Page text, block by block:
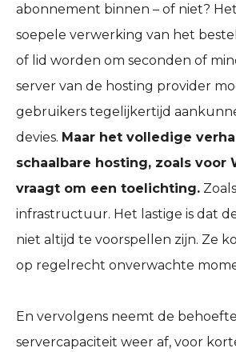
abonnement binnen – of niet?
soepele verwerking van het
of lid worden om seconden of
server van de hosting provider
gebruikers tegelijkertijd
devies. Maar het volledige
schaalbare hosting, zoals voor
vraagt om een toelichting.
infrastructuur. Het lastige is dat
niet altijd te voorspellen zijn. Ze
op regelrecht onverwachte
En vervolgens neemt de
servercapaciteit weer af, voor